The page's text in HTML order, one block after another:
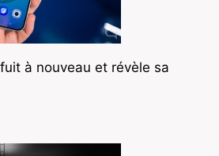
à nouveau et révèle sa